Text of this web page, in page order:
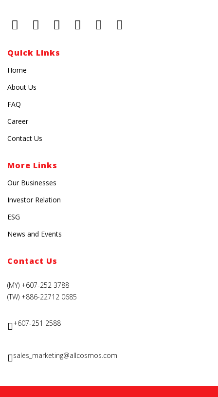
Quick Links
Home
About Us
FAQ
Career
Contact Us
More Links
Our Businesses
Investor Relation
ESG
News and Events
Contact Us
(MY) +607-252 3788
(TW) +886-22712 0685
+607-251 2588
sales_marketing@allcosmos.com